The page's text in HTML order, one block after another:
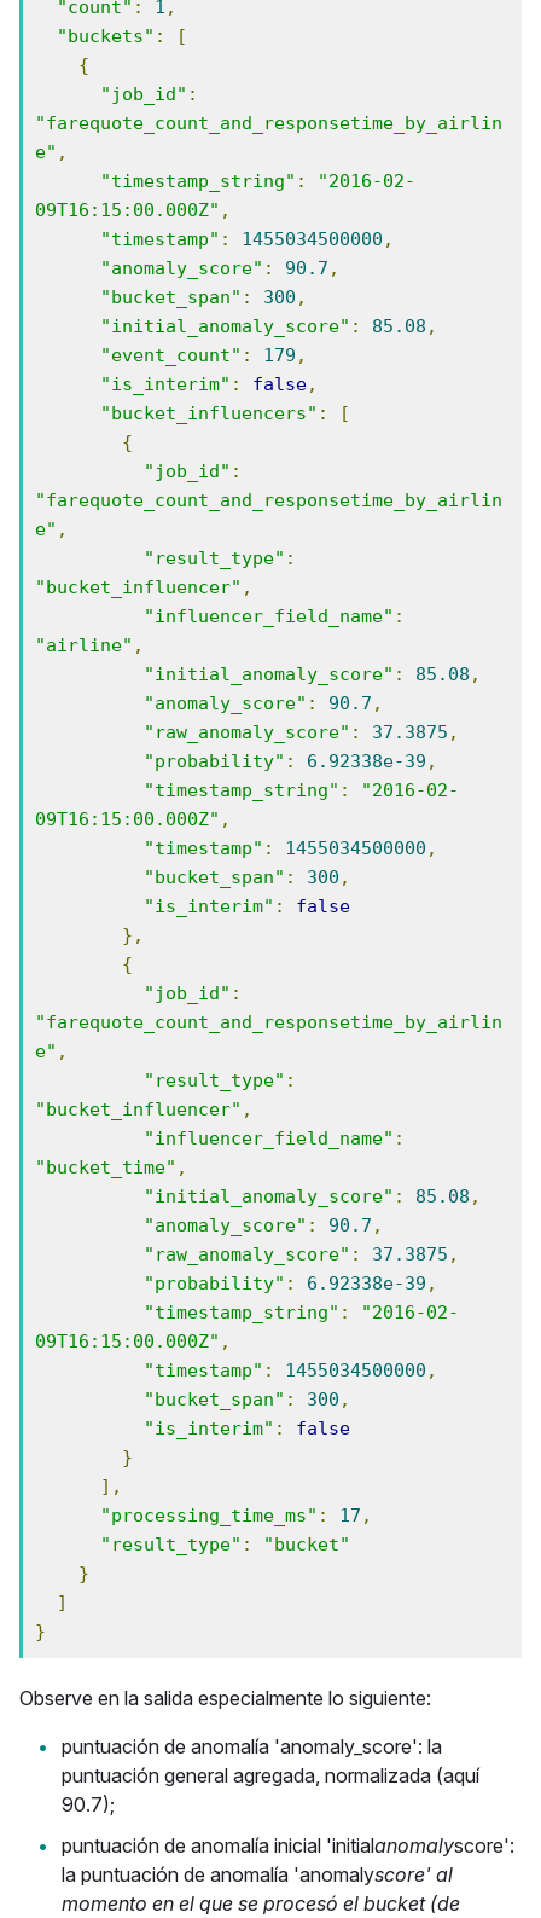
"count" : 1 ,
"buckets" :
[
{
"job_id" :
"farequote_count_and_responsetime_by_airlin
e" ,
"timestamp_string" :
"2016-02-
09T16:15:00.000Z" ,
"timestamp" : 1455034500000 ,
"anomaly_score" : 90.7 ,
"bucket_span" : 300 ,
"initial_anomaly_score" : 85.08 ,
"event_count" : 179 ,
"is_interim" : false,
"bucket_influencers" :
[
{
"job_id" :
"farequote_count_and_responsetime_by_airlin
e" ,
"result_type" :
"bucket_influencer" ,
"influencer_field_name" :
"airline" ,
"initial_anomaly_score" : 85.08 ,
"anomaly_score" : 90.7 ,
"raw_anomaly_score" : 37.3875 ,
"probability" : 6.92338e-39 ,
"timestamp_string" :
"2016-02-
09T16:15:00.000Z" ,
"timestamp" : 1455034500000 ,
"bucket_span" : 300 ,
"is_interim" :
false
},
{
"job_id" :
"farequote_count_and_responsetime_by_airlin
e" ,
"result_type" :
"bucket_influencer" ,
"influencer_field_name" :
"bucket_time" ,
"initial_anomaly_score" : 85.08 ,
"anomaly_score" : 90.7 ,
"raw_anomaly_score" : 37.3875 ,
"probability" : 6.92338e-39 ,
"timestamp_string" :
"2016-02-
09T16:15:00.000Z" ,
"timestamp" : 1455034500000 ,
"bucket_span" : 300 ,
"is_interim" :
false
}
],
"processing_time_ms" : 17 ,
"result_type" :
"bucket"
}
]
}
Observe en la salida especialmente lo siguiente:
puntuación de anomalía 'anomaly_score': la
puntuación general agregada, normalizada (aquí
90.7);
puntuación de anomalía inicial 'initialanomalyscore':
la puntuación de anomalía 'anomalyscore' al
momento en el que se procesó el bucket (de